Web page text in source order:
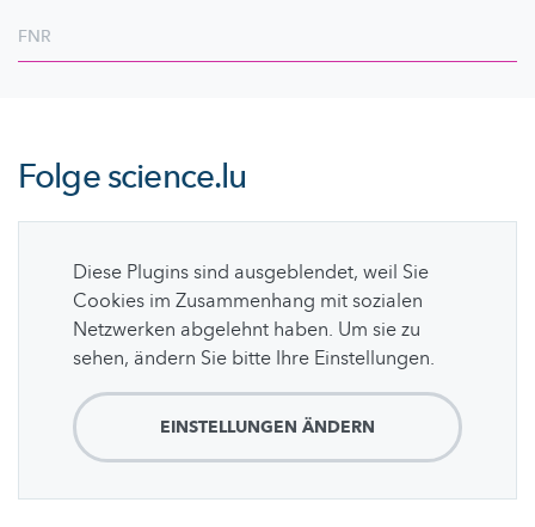
FNR
Folgescience.lu
Diese Plugins sind ausgeblendet, weil Sie
Cookies im Zusammenhang mit sozialen
Netzwerken abgelehnt haben. Um sie zu
sehen, ändern Sie bitte Ihre Einstellungen.
EINSTELLUNGEN ÄNDERN